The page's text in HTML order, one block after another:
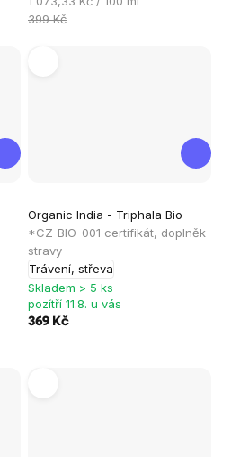
cena:
399 Kč
Organic India - Triphala Bio
*CZ-BIO-001 certifikát, doplněk
stravy
Trávení, střeva
Skladem > 5 ks
pozítří 11.8. u vás
369 Kč